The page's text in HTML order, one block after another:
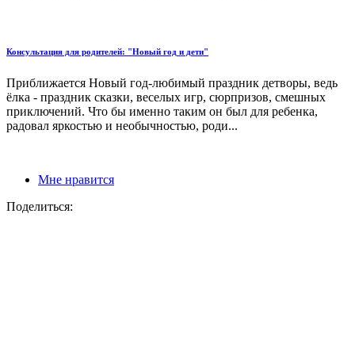
Консультация для родителей: "Новый год и дети"
Приближается Новый год-любимый праздник детворы, ведь
ёлка - праздник сказки, веселых игр, сюрпризов, смешных
приключений. Что бы именно таким он был для ребенка,
радовал яркостью и необычностью, роди...
Мне нравится
Поделиться: